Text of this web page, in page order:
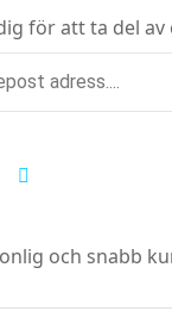
för att ta del
och snabb